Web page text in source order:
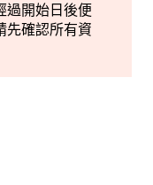
過開始日後便
先確認所有資